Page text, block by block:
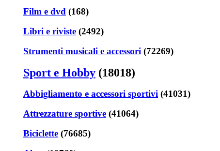
Film e dvd (168)
Libri e riviste (2492)
Strumenti musicali e accessori (72269)
Sport e Hobby (18018)
Abbigliamento e accessori sportivi (41031)
Attrezzature sportive (41064)
Biciclette (76685)